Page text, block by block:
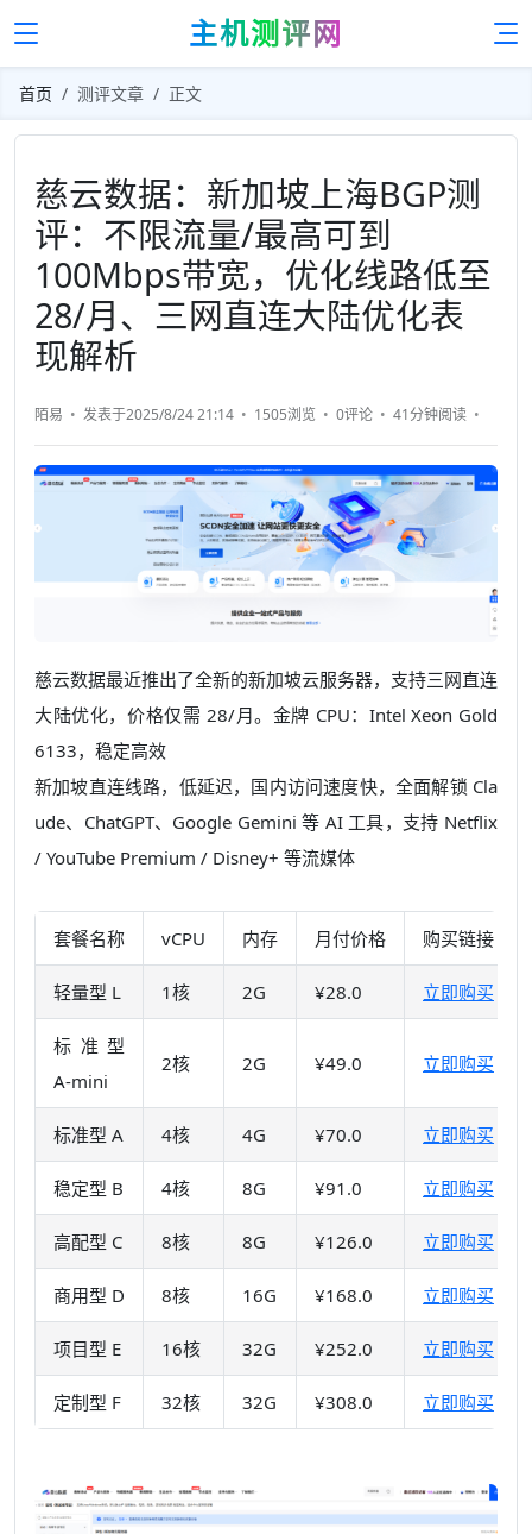
主机测评网
首页 测评文章 正文
慈云数据：新加坡上海BGP测
评：不限流量/最高可到
100Mbps带宽，优化线路低至
28/月、三网直连大陆优化表
现解析
陌易 发表于2025/8/24 21:14 1505浏览 0评论 41分钟阅读
慈云数据最近推出了全新的新加坡云服务器，支持三网直连
大陆优化，价格仅需 28/月。金牌 CPU：Intel Xeon Gold
6133，稳定高效
新加坡直连线路，低延迟，国内访问速度快， 全面解锁 Cla
ude、ChatGPT、Google Gemini 等 AI 工具，支持 Netflix
/ YouTube Premium / Disney+ 等流媒体
套餐名称 vCPU 内存 月付价格 购买链接
轻量型 L 1核 2G ¥28.0 立即购买
标准型
A-mini
2核 2G ¥49.0 立即购买
标准型 A 4核 4G ¥70.0 立即购买
稳定型 B 4核 8G ¥91.0 立即购买
高配型 C 8核 8G ¥126.0 立即购买
商用型 D 8核 16G ¥168.0 立即购买
项目型 E 16核 32G ¥252.0 立即购买
定制型 F 32核 32G ¥308.0 立即购买